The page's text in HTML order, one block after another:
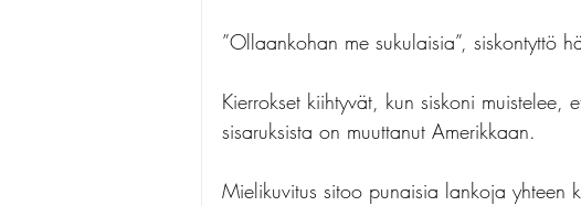
”Ollaankohan me sukulaisia”, siskontyttö
Kierrokset kiihtyvät, kun siskoni muistelee,
sisaruksista on muuttanut Amerikkaan.
Mielikuvitus sitoo punaisia lankoja yhteen